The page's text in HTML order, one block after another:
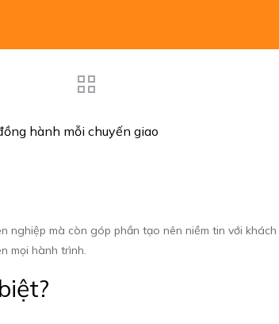
hành mỗi chuyến giao
nghiệp mà còn góp phần tạo nên niềm tin với
mọi hành trình.